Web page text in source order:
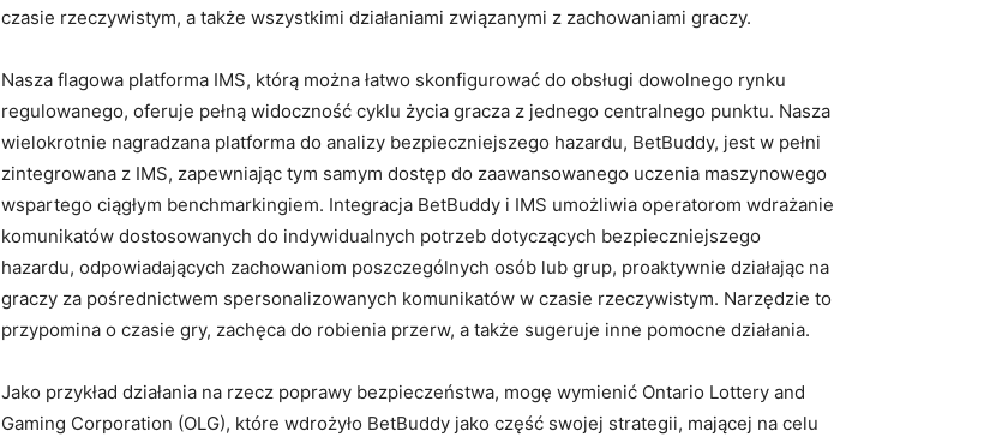
czasie rzeczywistym, a także wszystkimi działaniami związanymi z zachowaniami graczy.
Nasza flagowa platforma IMS, którą można łatwo skonfigurować do obsługi dowolnego rynku
regulowanego, oferuje pełną widoczność cyklu życia gracza z jednego centralnego punktu. Nasza
wielokrotnie nagradzana platforma do analizy bezpieczniejszego hazardu, BetBuddy, jest w pełni
zintegrowana z IMS, zapewniając tym samym dostęp do zaawansowanego uczenia maszynowego
wspartego ciągłym benchmarkingiem. Integracja BetBuddy i IMS umożliwia operatorom wdrażanie
komunikatów dostosowanych do indywidualnych potrzeb dotyczących bezpieczniejszego
hazardu, odpowiadających zachowaniom poszczególnych osób lub grup, proaktywnie działając na
graczy za pośrednictwem spersonalizowanych komunikatów w czasie rzeczywistym. Narzędzie to
przypomina o czasie gry, zachęca do robienia przerw, a także sugeruje inne pomocne działania.
Jako przykład działania na rzecz poprawy bezpieczeństwa, mogę wymienić Ontario Lottery and
Gaming Corporation (OLG), które wdrożyło BetBuddy jako część swojej strategii, mającej na celu